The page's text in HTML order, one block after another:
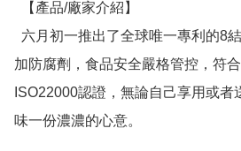
加防腐劑，食品安全嚴格管控，符
ISO22000認證，無論自己享用或者
味一份濃濃的心意。